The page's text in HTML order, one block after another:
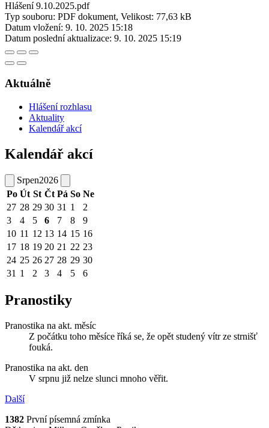
Hlášení 9.10.2025.pdf
Typ souboru: PDF dokument, Velikost: 77,63 kB
Datum vložení: 9. 10. 2025 15:18
Datum poslední aktualizace: 9. 10. 2025 15:19
Aktuálně
Hlášení rozhlasu
Aktuality
Kalendář akcí
Kalendář akcí
Srpen2026
Po Út St Čt Pá So Ne
27 28 29 30 31 1
2
3
4 5 6 7 8
9
10 11 12 13 14 15 16
17 18 19 20 21 22 23
24 25 26 27 28 29 30
31 1 2 3 4 5 6
Pranostiky
Pranostika na akt. měsíc
Z počátku toho měsíce říká se, že opět studený vítr ze strnišť
fouká.
Pranostika na akt. den
V srpnu již nelze slunci mnoho věřit.
Další
1382 První písemná zmínka